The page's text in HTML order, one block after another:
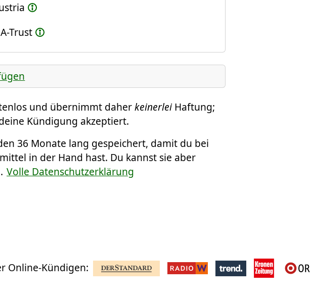
Trust
und übernimmt daherkeinerlei Haftung;
Kündigung akzeptiert.
36 Monate lang gespeichert, damit du bei
in der Hand hast. Du kannst sie aber
Volle Datenschutzerklärung
Online-Kündigen: